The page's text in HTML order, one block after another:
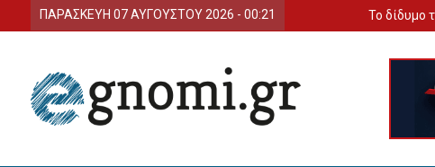
ΠΑΡΑΣΚΕΥΗ 07 ΑΥΓΟΥΣΤΟΥ 2026 - 00:21 Το δίδυμο της